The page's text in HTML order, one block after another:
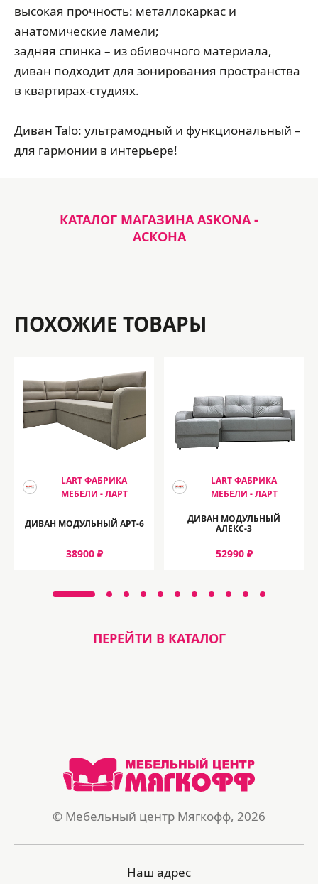
высокая прочность: металлокаркас и
анатомические ламели;
задняя спинка – из обивочного материала,
диван подходит для зонирования пространства
в квартирах-студиях.
Диван Talo: ультрамодный и функциональный –
для гармонии в интерьере!
КАТАЛОГ МАГАЗИНА ASKONA -
АСКОНА
ПОХОЖИЕ ТОВАРЫ
LART ФАБРИКА
МЕБЕЛИ - ЛАРТ
ДИВАН МОДУЛЬНЫЙ АРТ-6
38900 ₽
LART ФАБРИКА
МЕБЕЛИ - ЛАРТ
ДИВАН МОДУЛЬНЫЙ
АЛЕКС-3
52990 ₽
ПЕРЕЙТИ В КАТАЛОГ
© Мебельный центр Мягкофф, 2026
Наш адрес